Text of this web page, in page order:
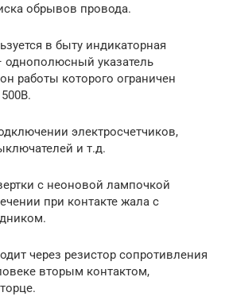
обрывов провода.
в быту индикаторная
однополюсный указатель
работы которого ограничен
электросчетчиков,
и т.д.
с неоновой лампочкой
при контакте жала с
через резистор сопротивления
вторым контактом,